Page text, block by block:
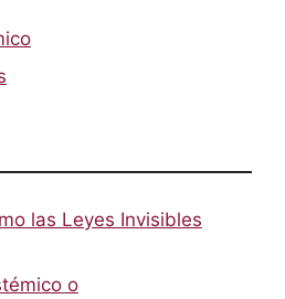
las Leyes Invisibles
o